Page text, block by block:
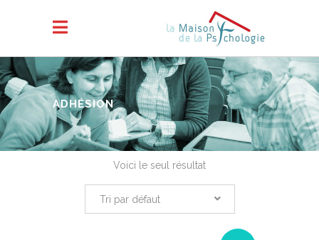
ADHÉSION
Voici le seul résultat
Tri par défaut